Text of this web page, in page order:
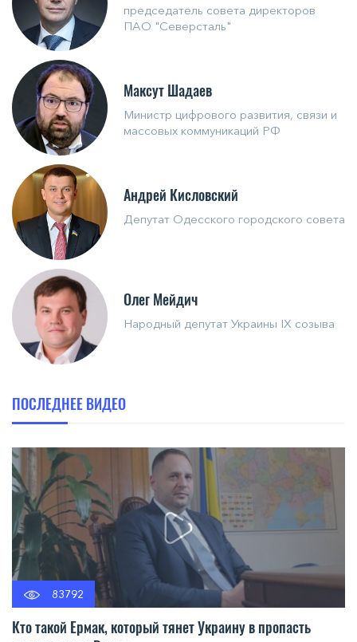
председатель совета директоров
ПАО "Северсталь"
Максут Шадаев
Министр цифрового развития, связи и
массовых коммуникаций РФ
Андрей Кисловский
Депутат Одесского городского совета
Олег Мейдич
Народный депутат Украины IX созыва
ПОСЛЕДНЕЕ ВИДЕО
83792
Кто такой Ермак, который тянет Украину в пропасть